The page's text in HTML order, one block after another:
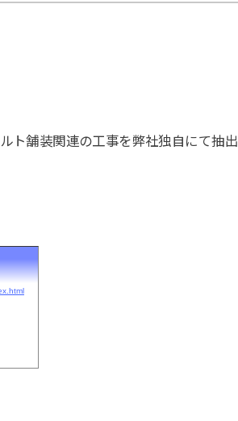
ト舗装関連の工事を弊社独自にて抽出